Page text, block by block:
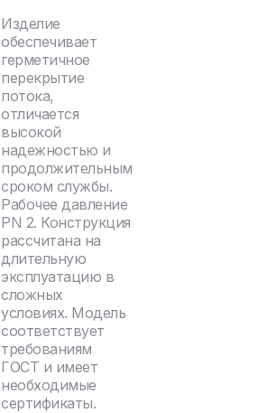
Изделие
обеспечивает
герметичное
перекрытие
потока,
отличается
высокой
надежностью и
продолжительным
сроком службы.
Рабочее давление
PN 2. Конструкция
рассчитана на
длительную
эксплуатацию в
сложных
условиях. Модель
соответствует
требованиям
ГОСТ и имеет
необходимые
сертификаты.